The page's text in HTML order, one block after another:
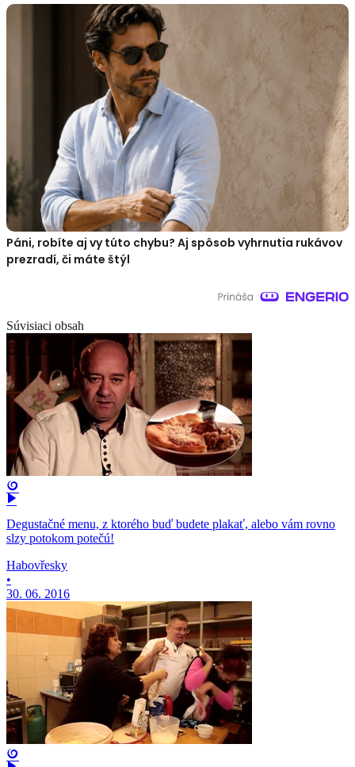
Páni, robíte aj vy túto chybu? Aj spôsob vyhrnutia rukávov
prezradí, či máte štýl
Súvisiaci obsah
Degustačné menu, z ktorého buď budete plakať, alebo vám rovno
slzy potokom potečú!
Habovřesky
•
30. 06. 2016